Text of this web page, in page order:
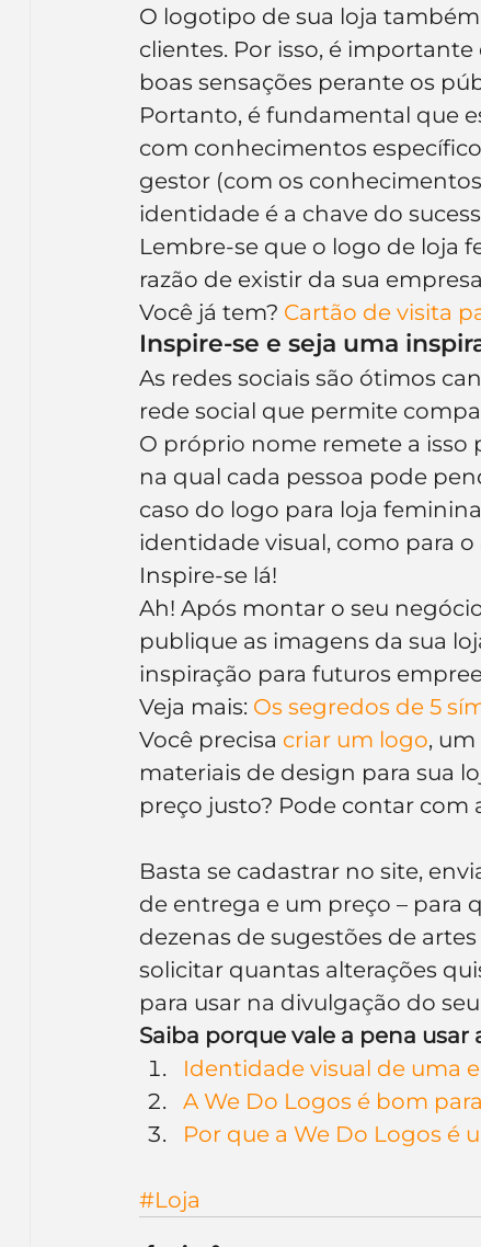
O logotipo de sua loja
clientes. Por isso, é
boas sensações perante os
Portanto, é fundamental que
com conhecimentos
gestor (com os
identidade é a chave do
Lembre-se que o logo de loja
razão de existir da sua
Você já tem? Cartão de visita
Inspire-se e seja uma
As redes sociais são ótimos
rede social que permite
O próprio nome remete a isso
na qual cada pessoa pode
caso do logo para loja
identidade visual, como para
Inspire-se lá!
Ah! Após montar o seu
publique as imagens da sua
inspiração para futuros
Veja mais: Os segredos de 5
Você precisa criar um logo, um
materiais de design para sua
preço justo? Pode contar com
Basta se cadastrar no site,
de entrega e um preço – para
dezenas de sugestões de
solicitar quantas alterações
para usar na divulgação do
Saiba porque vale a pena usar
Identidade visual de uma
A We Do Logos é bom
Por que a We Do Logos é
#Loja